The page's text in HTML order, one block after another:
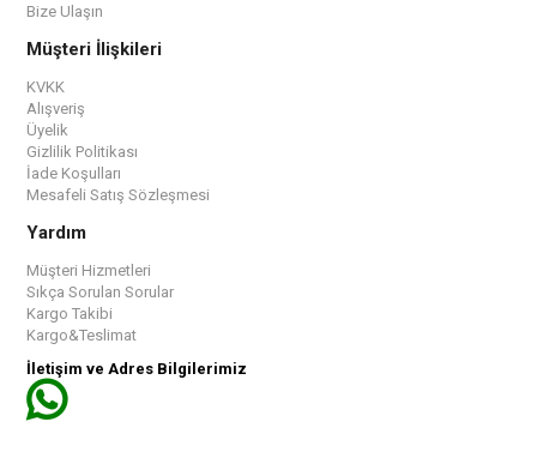
Bize Ulaşın
Müşteri İlişkileri
KVKK
Alışveriş
Üyelik
Gizlilik Politikası
İade Koşulları
Mesafeli Satış Sözleşmesi
Yardım
Müşteri Hizmetleri
Sıkça Sorulan Sorular
Kargo Takibi
Kargo&Teslimat
İletişim ve Adres Bilgilerimiz